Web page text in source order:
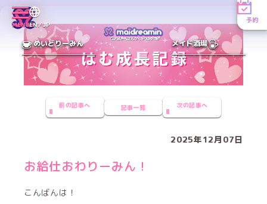
MENUEN／JP
予約
めいどりーみん メイド酒場
前の記事へ 記事一覧 次の記事へ
2025年12月07日
お給仕おわりーみん！
こんばんは！